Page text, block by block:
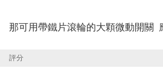
那可用帶鐵片滾輪的大顆微動開關
評分